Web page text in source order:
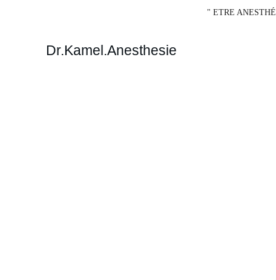
" ETRE ANESTHÉ
Dr.Kamel.Anesthesie